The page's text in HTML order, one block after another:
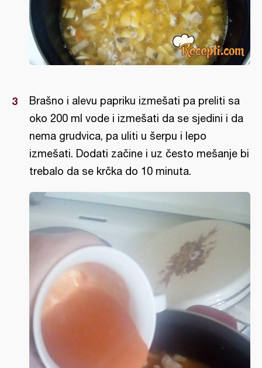
Brašno i alevu papriku izmešati pa preliti sa
oko 200 ml vode i izmešati da se sjedini i da
nema grudvica, pa uliti u šerpu i lepo
izmešati. Dodati začine i uz često mešanje bi
trebalo da se krčka do 10 minuta.